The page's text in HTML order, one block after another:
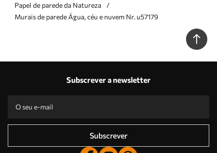
Papel de parede da Natureza
Murais de parede Água, céu e nuvem Nr. u57179
Subscrever a newsletter
Subscrever